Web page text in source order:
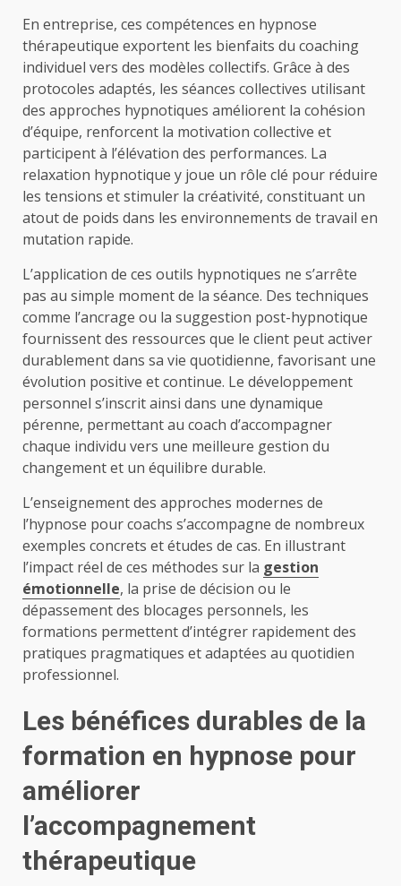
En entreprise, ces compétences en hypnose
thérapeutique exportent les bienfaits du coaching
individuel vers des modèles collectifs. Grâce à des
protocoles adaptés, les séances collectives utilisant
des approches hypnotiques améliorent la cohésion
d’équipe, renforcent la motivation collective et
participent à l’élévation des performances. La
relaxation hypnotique y joue un rôle clé pour réduire
les tensions et stimuler la créativité, constituant un
atout de poids dans les environnements de travail en
mutation rapide.
L’application de ces outils hypnotiques ne s’arrête
pas au simple moment de la séance. Des techniques
comme l’ancrage ou la suggestion post-hypnotique
fournissent des ressources que le client peut activer
durablement dans sa vie quotidienne, favorisant une
évolution positive et continue. Le développement
personnel s’inscrit ainsi dans une dynamique
pérenne, permettant au coach d’accompagner
chaque individu vers une meilleure gestion du
changement et un équilibre durable.
L’enseignement des approches modernes de
l’hypnose pour coachs s’accompagne de nombreux
exemples concrets et études de cas. En illustrant
l’impact réel de ces méthodes sur la gestion
émotionnelle, la prise de décision ou le
dépassement des blocages personnels, les
formations permettent d’intégrer rapidement des
pratiques pragmatiques et adaptées au quotidien
professionnel.
Les bénéfices durables de la
formation en hypnose pour
améliorer
l’accompagnement
thérapeutique